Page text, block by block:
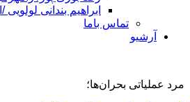
ابراهیم بندانی لولویی /
تماس باما
آرشیو
مرد عملیاتی بحران‌ها؛